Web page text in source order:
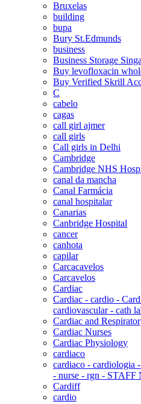
Bruxelas
building
bupa
Bury St.Edmunds
business
Business Storage
Buy levofloxacin
Buy Verified Skrill
C
cabelo
cagas
call girl ajmer
call girls
Call girls in Delhi
Cambridge
Cambridge NHS
canal da mancha
Canal Farmácia
canal hospitalar
Canarias
Canbridge Hospital
cancer
canhota
capilar
Carcacavelos
Carcavelos
Cardiac
Cardiac - cardio -
cardiovascular - cath
Cardiac and
Cardiac Nurses
Cardiac Physiology
cardiaco
cardiaco - cardiologia
- nurse - rgn - STAFF
Cardiff
cardio